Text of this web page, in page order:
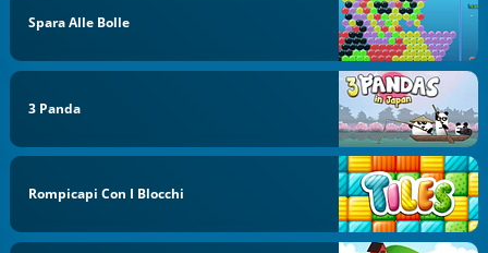
Spara Alle Bolle
3 Panda
Rompicapi Con I Blocchi